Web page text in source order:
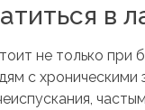
в
не только
с